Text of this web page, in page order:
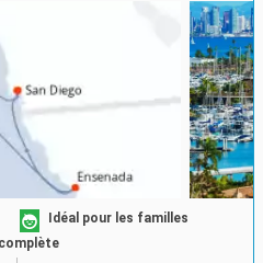
Rechercher
Idéal pour les familles